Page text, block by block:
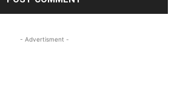
- Advertisment -